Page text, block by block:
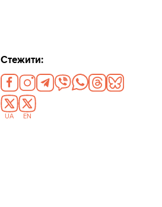
Стежити:
UA EN